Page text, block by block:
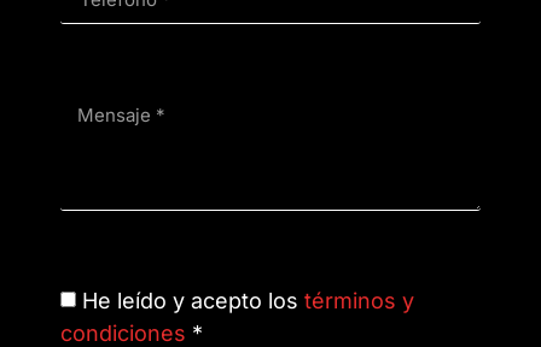
He leído y acepto los términos y
condiciones *